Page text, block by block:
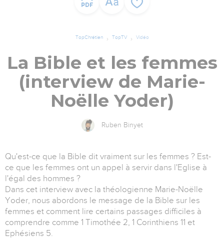
TopChrétien TopTV Vidéo
La Bible et les femmes
(interview de Marie-
Noëlle Yoder)
Ruben Binyet
Qu'est-ce que la Bible dit vraiment sur les femmes ? Est-
ce que les femmes ont un appel à servir dans l'Eglise à
l'égal des hommes ?
Dans cet interview avec la théologienne Marie-Noëlle
Yoder, nous abordons le message de la Bible sur les
femmes et comment lire certains passages difficiles à
comprendre comme 1 Timothée 2, 1 Corinthiens 11 et
Ephésiens 5.